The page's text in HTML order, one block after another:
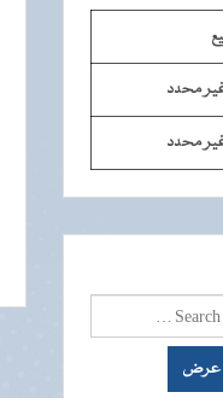
محدد
محدد